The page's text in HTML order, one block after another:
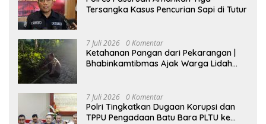
Tersangka Kasus Pencurian Sapi di Tutur
7 Juli 2026 0 Komentar
Ketahanan Pangan dari Pekarangan |
Bhabinkamtibmas Ajak Warga Lidah
7 Juli 2026 0 Komentar
Polri Tingkatkan Dugaan Korupsi dan
TPPU Pengadaan Batu Bara PLTU ke